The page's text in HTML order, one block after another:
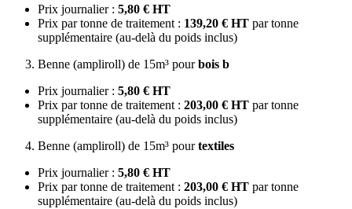
Prix journalier : 5,80 € HT
Prix par tonne de traitement : 139,20 € HT par tonne
supplémentaire (au-delà du poids inclus)
Benne (ampliroll) de 15m³ pourbois b
Prix journalier : 5,80 € HT
Prix par tonne de traitement : 203,00 € HT par tonne
supplémentaire (au-delà du poids inclus)
Benne (ampliroll) de 15m³ pourtextiles
Prix journalier : 5,80 € HT
Prix par tonne de traitement : 203,00 € HT par tonne
supplémentaire (au-delà du poids inclus)